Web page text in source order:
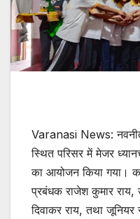
Varanasi News:
स्थित परिसर में मेजर
का आयोजन किया गया।
प्रबंधक राजेश कुमार राय,
दिवाकर राय, तथा